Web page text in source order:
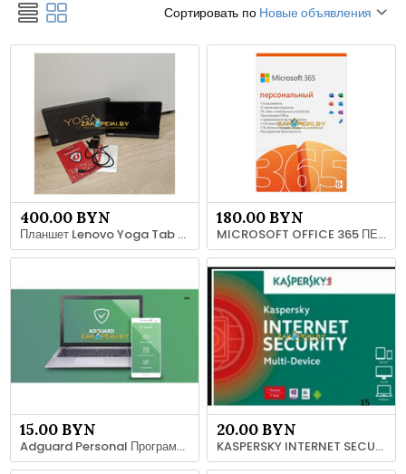
Сортировать по Новые объявления
400.00 BYN
Планшет Lenovo Yoga Tab YT-X705L 64GB
180.00 BYN
MICROSOFT OFFICE 365 ПЕРСОНАЛЬНЫЙ Беларусь
15.00 BYN
Adguard Personal Программа блокирует Рекламу
20.00 BYN
KASPERSKY INTERNET SECURITY 1 ПК 6 Месяцев СНГ